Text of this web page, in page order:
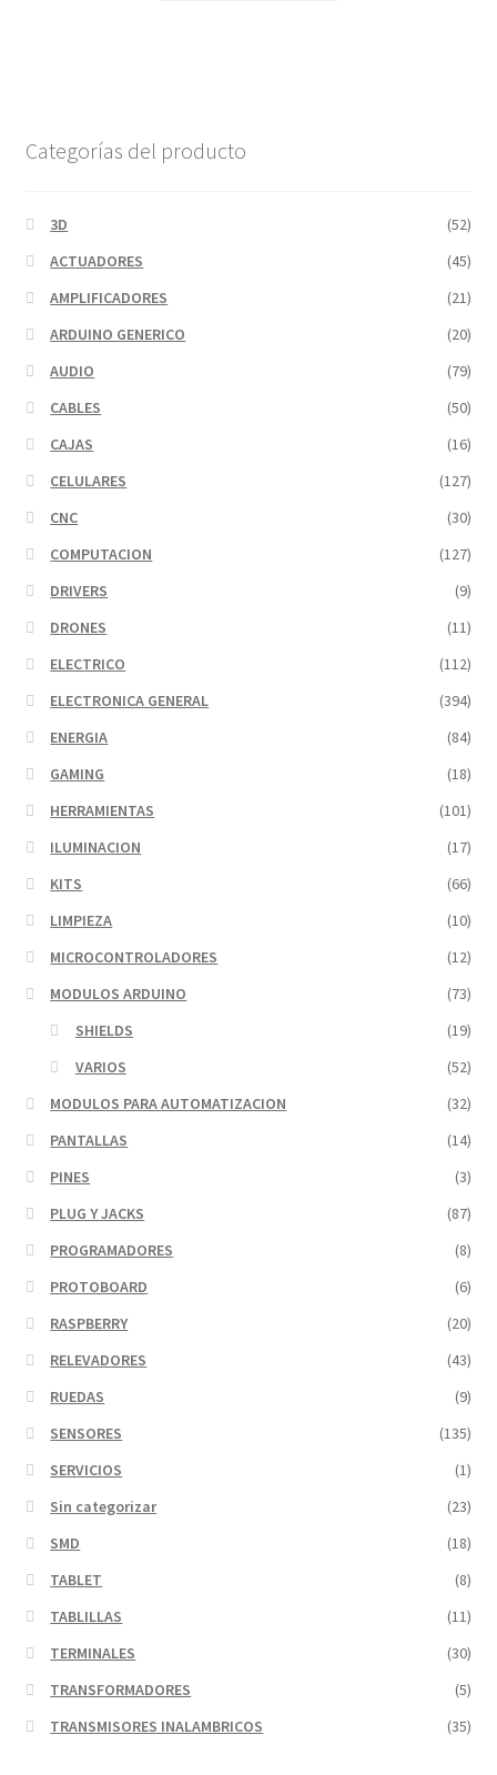
Categorías del producto
3D
(52)
ACTUADORES
(45)
AMPLIFICADORES
(21)
ARDUINO GENERICO
(20)
AUDIO
(79)
CABLES
(50)
CAJAS
(16)
CELULARES
(127)
CNC
(30)
COMPUTACION
(127)
DRIVERS
(9)
DRONES
(11)
ELECTRICO
(112)
ELECTRONICA GENERAL
(394)
ENERGIA
(84)
GAMING
(18)
HERRAMIENTAS
(101)
ILUMINACION
(17)
KITS
(66)
LIMPIEZA
(10)
MICROCONTROLADORES
(12)
MODULOS ARDUINO
(73)
SHIELDS
(19)
VARIOS
(52)
MODULOS PARA AUTOMATIZACION
(32)
PANTALLAS
(14)
PINES
(3)
PLUG Y JACKS
(87)
PROGRAMADORES
(8)
PROTOBOARD
(6)
RASPBERRY
(20)
RELEVADORES
(43)
RUEDAS
(9)
SENSORES
(135)
SERVICIOS
(1)
Sin categorizar
(23)
SMD
(18)
TABLET
(8)
TABLILLAS
(11)
TERMINALES
(30)
TRANSFORMADORES
(5)
TRANSMISORES INALAMBRICOS
(35)